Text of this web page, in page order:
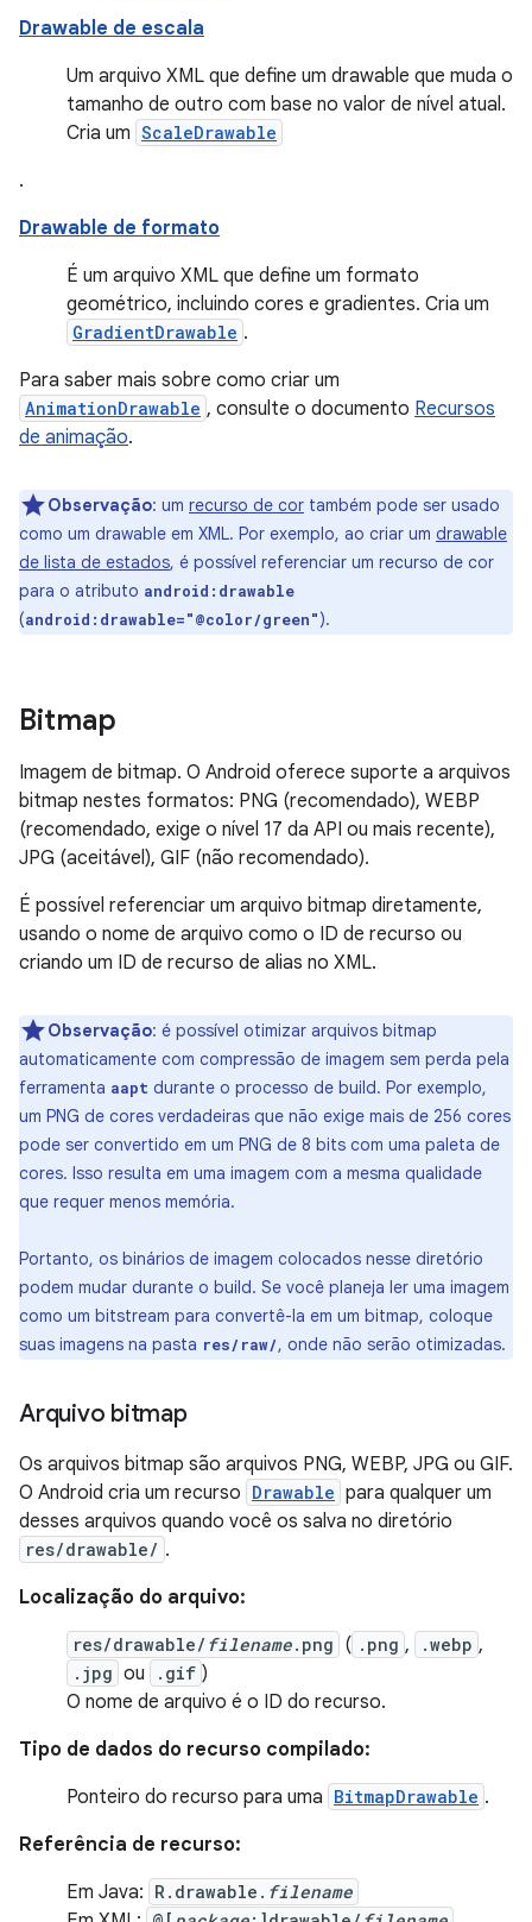
Drawable de escala
Um arquivo XML que define um drawable que muda o
tamanho de outro com base no valor de nível atual.
Cria um ScaleDrawable
.
Drawable de formato
É um arquivo XML que define um formato
geométrico, incluindo cores e gradientes. Cria um
GradientDrawable .
Para saber mais sobre como criar um
AnimationDrawable , consulte o documento Recursos
de animação.
Observação: um recurso de cor também pode ser usado
como um drawable em XML. Por exemplo, ao criar um drawable
de lista de estados, é possível referenciar um recurso de cor
para o atributo android:drawable
(android:drawable="@color/green").
Bitmap
Imagem de bitmap. O Android oferece suporte a arquivos
bitmap nestes formatos: PNG (recomendado), WEBP
(recomendado, exige o nível 17 da API ou mais recente),
JPG (aceitável), GIF (não recomendado).
É possível referenciar um arquivo bitmap diretamente,
usando o nome de arquivo como o ID de recurso ou
criando um ID de recurso de alias no XML.
Observação: é possível otimizar arquivos bitmap
automaticamente com compressão de imagem sem perda pela
ferramenta aapt durante o processo de build. Por exemplo,
um PNG de cores verdadeiras que não exige mais de 256 cores
pode ser convertido em um PNG de 8 bits com uma paleta de
cores. Isso resulta em uma imagem com a mesma qualidade
que requer menos memória.
Portanto, os binários de imagem colocados nesse diretório
podem mudar durante o build. Se você planeja ler uma imagem
como um bitstream para convertê-la em um bitmap, coloque
suas imagens na pasta res/raw/, onde não serão otimizadas.
Arquivo bitmap
Os arquivos bitmap são arquivos PNG, WEBP, JPG ou GIF.
O Android cria um recurso Drawable para qualquer um
desses arquivos quando você os salva no diretório
res/drawable/ .
Localização do arquivo:
res/drawable/ filename.png ( .png , .webp ,
.jpg ou .gif )
O nome de arquivo é o ID do recurso.
Tipo de dados do recurso compilado:
Ponteiro do recurso para uma BitmapDrawable .
Referência de recurso:
Em Java: R.drawable. filename